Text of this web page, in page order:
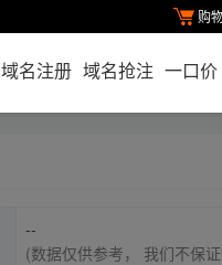
购
域名注册 域名抢注 一口价
--
(数据仅供参考， 我们不保